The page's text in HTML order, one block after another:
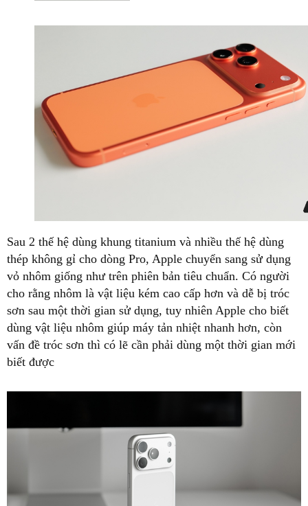
Sau 2 thế hệ dùng khung titanium và nhiều thế hệ dùng
thép không gỉ cho dòng Pro, Apple chuyển sang sử dụng
vỏ nhôm giống như trên phiên bản tiêu chuẩn. Có người
cho rằng nhôm là vật liệu kém cao cấp hơn và dễ bị tróc
sơn sau một thời gian sử dụng, tuy nhiên Apple cho biết
dùng vật liệu nhôm giúp máy tản nhiệt nhanh hơn, còn
vấn đề tróc sơn thì có lẽ cần phải dùng một thời gian mới
biết được